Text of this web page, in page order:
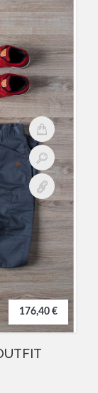
176,40 €